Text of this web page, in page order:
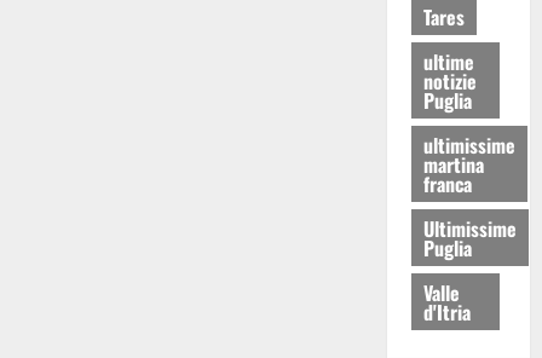
Tares
ultime
notizie
Puglia
ultimissime
martina
franca
Ultimissime
Puglia
Valle
d'Itria